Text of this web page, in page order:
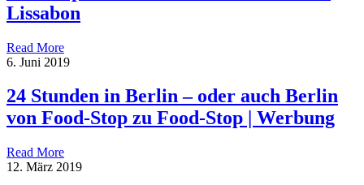
Lissabon
Read More
6. Juni 2019
24 Stunden in Berlin – oder auch Berlin
von Food-Stop zu Food-Stop | Werbung
Read More
12. März 2019